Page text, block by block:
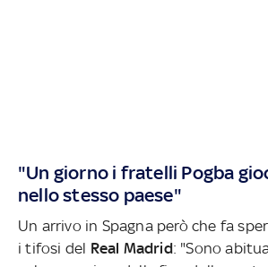
"Un giorno i fratelli Pogba
nello stesso paese"
Un arrivo in Spagna però che fa
i tifosi del Real Madrid: "Sono